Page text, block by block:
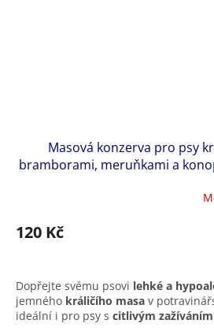
Masová konzerva pro psy
bramborami, meruňkami a
120 Kč
Dopřejte svému psovi lehké a
jemného králičího masa v
ideální i pro psy s citlivým